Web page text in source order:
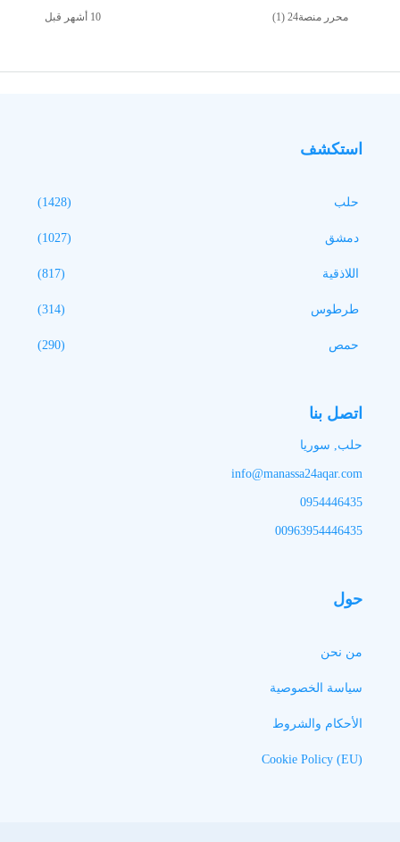
محرر منصة24 (1)
استكشف
حلب (1428)
دمشق (1027)
اللاذقية (817)
طرطوس (314)
حمص (290)
اتصل بنا
حلب, سوريا
info@manassa24aqar.com
0954446435
00963954446435
حول
من نحن
سياسة الخصوصية
الأحكام والشروط
Cookie Policy (EU)